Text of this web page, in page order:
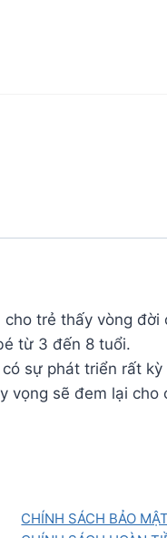
cho trẻ thấy vòng
từ 3 đến 8 tuổi.
sự phát triển rất
sẽ đem lại
CHÍNH SÁCH BẢO MẬT